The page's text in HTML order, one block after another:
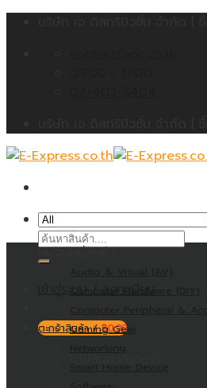
ค้นหา:
ตะกร้าสินค้า /฿0.00
หมวดหมู่สินค้า
Gaming Gear
Smart Home Device